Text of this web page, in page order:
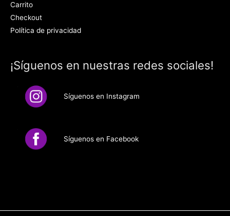
Carrito
Checkout
Política de privacidad
¡Síguenos en nuestras redes sociales!
Síguenos en Instagram
Síguenos en Facebook